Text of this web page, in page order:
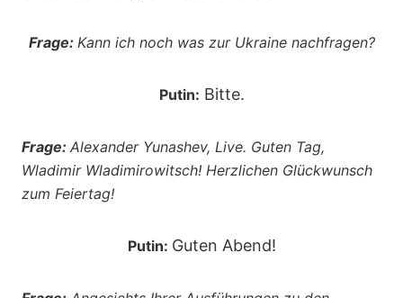
Frage: Kann ich noch was zur Ukraine nachfragen?
Putin: Bitte.
Frage: Alexander Yunashev, Live. Guten Tag,
Wladimir Wladimirowitsch! Herzlichen Glückwunsch
zum Feiertag!
Putin: Guten Abend!